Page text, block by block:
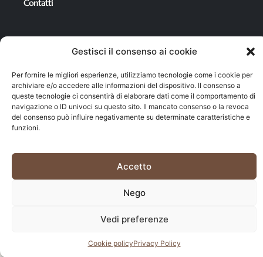
Gestisci il consenso ai cookie
Per fornire le migliori esperienze, utilizziamo tecnologie come i cookie per
archiviare e/o accedere alle informazioni del dispositivo. Il consenso a
queste tecnologie ci consentirà di elaborare dati come il comportamento di
navigazione o ID univoci su questo sito. Il mancato consenso o la revoca
del consenso può influire negativamente su determinate caratteristiche e
funzioni.
Accetto
Nego
Vedi preferenze
Cookie policyPrivacy Policy
Contatti
Per i tuoi acquisti
Condizioni di Vendita
Carrello
Il mio account
©2025 Market del Legno di A. Sechi & C. s.n.c. All rights
reserved. | P.iva 00471830463